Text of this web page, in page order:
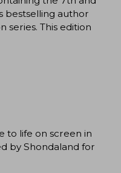
bestselling author
series. This edition
to life on screen in
by Shondaland for